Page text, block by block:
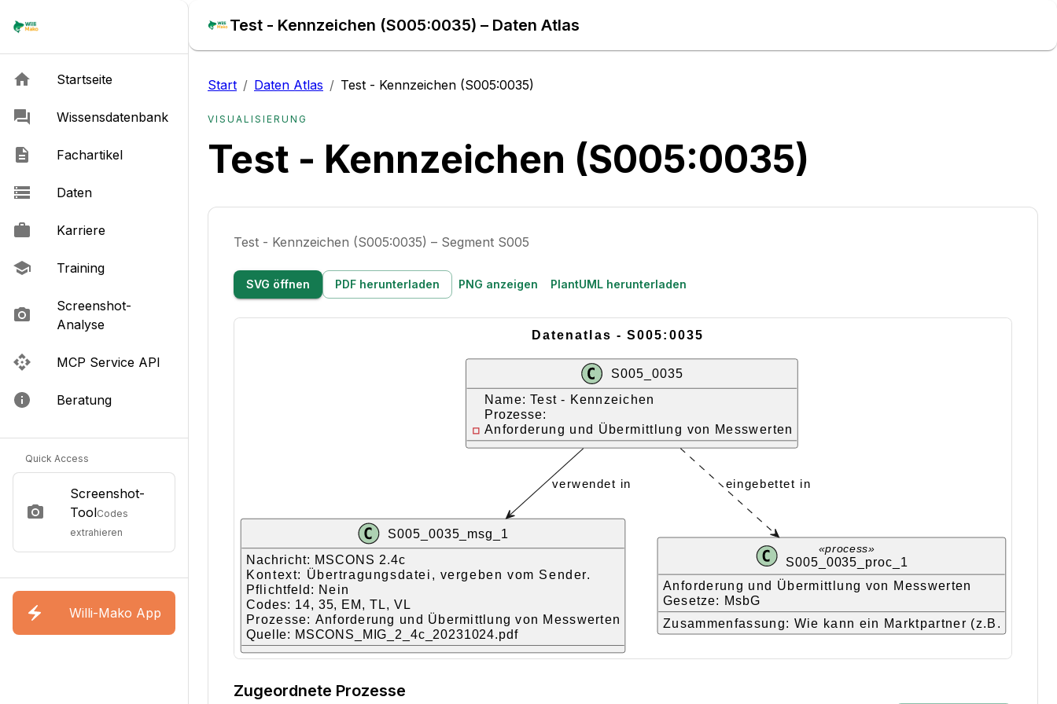
Test - Kennzeichen (S005:0035) – Daten Atlas
Startseite
Wissensdatenbank
Fachartikel
Daten
Karriere
Training
Screenshot-
Analyse
MCP Service API
Beratung
Quick Access
Screenshot-
ToolCodes
extrahieren
Willi-Mako App
Start / Daten Atlas / Test - Kennzeichen (S005:0035)
VISUALISIERUNG
Test - Kennzeichen (S005:0035)
Test - Kennzeichen (S005:0035) – Segment S005
SVG öffnen PDF herunterladen PNG anzeigen PlantUML herunterladen
Zugeordnete Prozesse